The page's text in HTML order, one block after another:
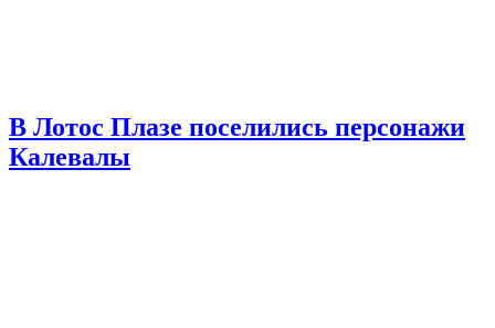
В Лотос Плазе поселились персонажи
Калевалы